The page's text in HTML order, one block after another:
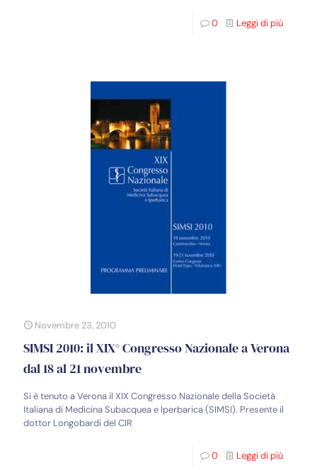
0 Leggi di più
Novembre 23, 2010
SIMSI 2010: il XIX° Congresso Nazionale a Verona
dal 18 al 21 novembre
Si è tenuto a Verona il XIX Congresso Nazionale della Società
Italiana di Medicina Subacquea e Iperbarica (SIMSI). Presente il
dottor Longobardi del CIR
0 Leggi di più